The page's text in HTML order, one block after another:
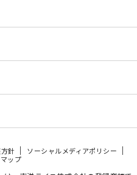
針
ソーシャルメディアポリシー
ップ